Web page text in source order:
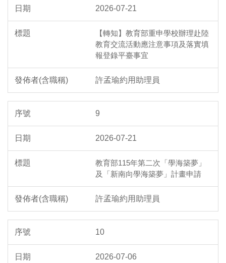
2026-07-21
【轉知】教育部重申學校辦理赴陸
教育交流活動應注意事項及落實填
報登錄平臺事宜
許孟瑜約用助理員
9
2026-07-21
教育部115年第二次「學海築夢」
及「新南向學海築夢」計畫申請
許孟瑜約用助理員
10
2026-07-06